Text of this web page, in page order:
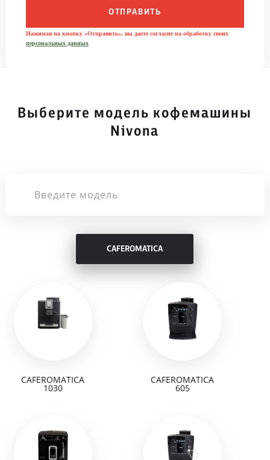
ОТПРАВИТЬ
Нажимая на кнопку «Отправить», вы даете согласие на обработку своих
персональных данных
Выберите модель кофемашины
Nivona
CAFEROMATICA
CAFEROMATICA
1030
CAFEROMATICA
605